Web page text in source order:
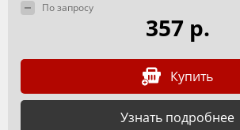
По запросу
357 р.
Купить
Узнать подробнее